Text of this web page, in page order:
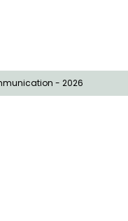
- 2026